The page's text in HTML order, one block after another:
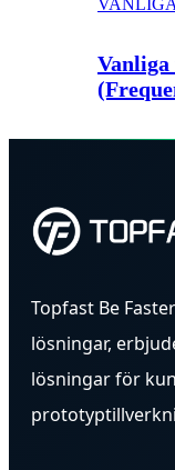
Topfast Be
lösningar,
lösningar för